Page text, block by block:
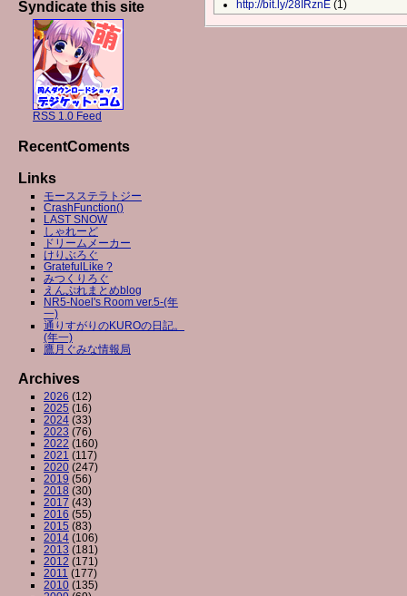
http://bit.ly/28IRznE (1)
Syndicate this site
RSS 1.0 Feed
RecentComents
Links
モースステラトジー
CrashFunction()
LAST SNOW
しゃれーど
ドリームメーカー
けりぶろぐ
GratefulLike ?
みつくりろぐ
えんぷれまとめblog
NR5-Noel's Room ver.5-(年
一)
通りすがりのKUROの日記。
(年一)
鷹月ぐみな情報局
Archives
2026 (12)
2025 (16)
2024 (33)
2023 (76)
2022 (160)
2021 (117)
2020 (247)
2019 (56)
2018 (30)
2017 (43)
2016 (55)
2015 (83)
2014 (106)
2013 (181)
2012 (171)
2011 (177)
2010 (135)